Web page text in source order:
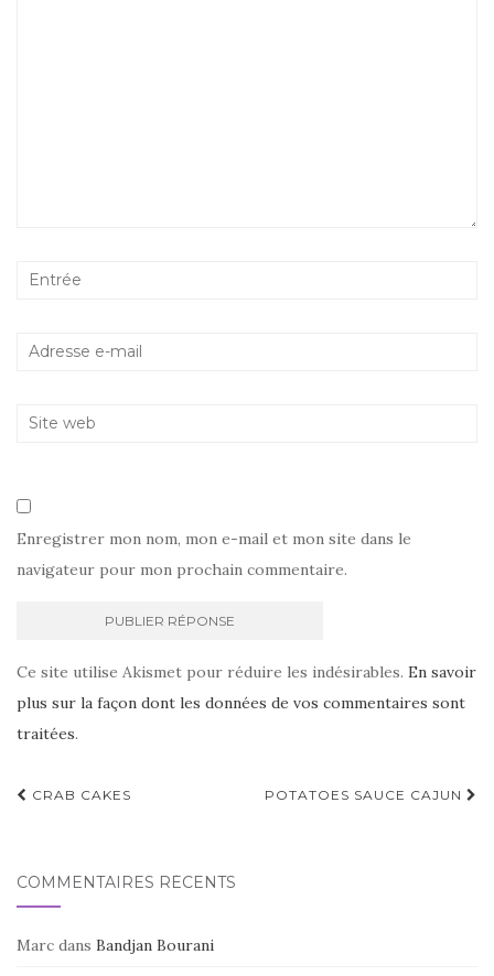
Enregistrer mon nom, mon e-mail et mon site dans le
navigateur pour mon prochain commentaire.
Ce site utilise Akismet pour réduire les indésirables. En savoir
plus sur la façon dont les données de vos commentaires sont
traitées.
Navigation
CRAB CAKES POTATOES SAUCE CAJUN
COMMENTAIRES RÉCENTS
Marc dans Bandjan Bourani